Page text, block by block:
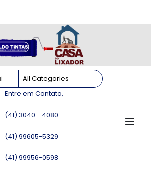
Entre em Contato,
(41) 3040 - 4080
(41) 99605-5329
(41) 99956-0598